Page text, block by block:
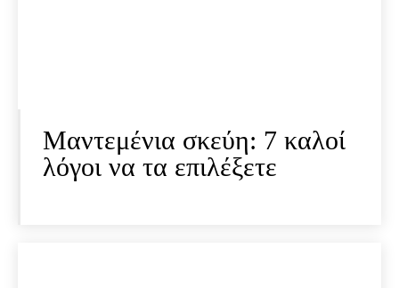
Μαντεμένια σκεύη: 7 καλοί
λόγοι να τα επιλέξετε